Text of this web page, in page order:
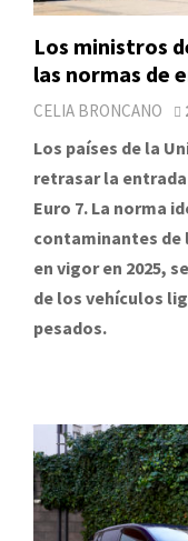
Los ministros
las normas de
CELIA BRONCANO
Los países de la
retrasar la
Euro 7. La norma
contaminantes de
en vigor en 2025,
de los vehículos
pesados.